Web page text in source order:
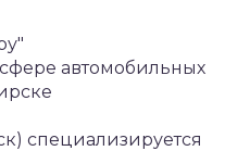
автомобильных
специализируется